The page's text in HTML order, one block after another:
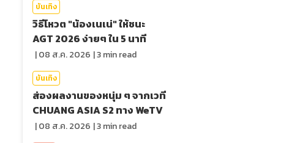
บันเทิง
วิธีโหวต "น้องเนเน่" ให้ชนะ
AGT 2026 ง่ายๆ ใน 5 นาที
|08 ส.ค. 2026 |3min read
บันเทิง
ส่องผลงานของหนุ่ม ๆ จากเวที
CHUANG ASIA S2 ทาง WeTV
|08 ส.ค. 2026 |3min read